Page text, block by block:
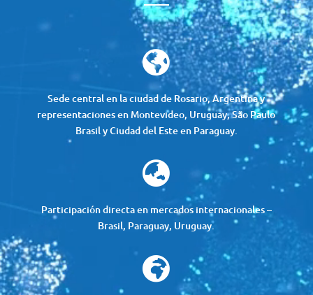

Sede central en la ciudad de Rosario, Argentina y
representaciones en Montevideo, Uruguay, São Paulo
Brasil y Ciudad del Este en Paraguay.

Participación directa en mercados internacionales –
Brasil, Paraguay, Uruguay.
